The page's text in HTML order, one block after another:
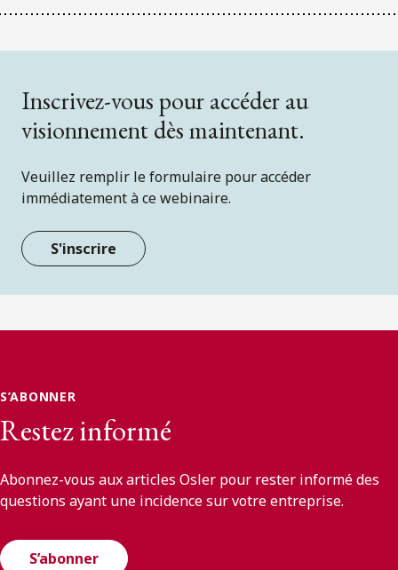
Inscrivez-vous pour accéder au
visionnement dès maintenant.
Veuillez remplir le formulaire pour accéder
immédiatement à ce webinaire.
S'inscrire
S’ABONNER
Restez informé
Abonnez-vous aux articles Osler pour rester informé des
questions ayant une incidence sur votre entreprise.
S’abonner